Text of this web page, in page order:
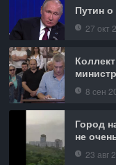
Путин
27 окт
8 сен
Город
не
23 авг